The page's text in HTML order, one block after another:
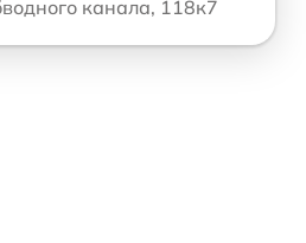
канала, 118к7